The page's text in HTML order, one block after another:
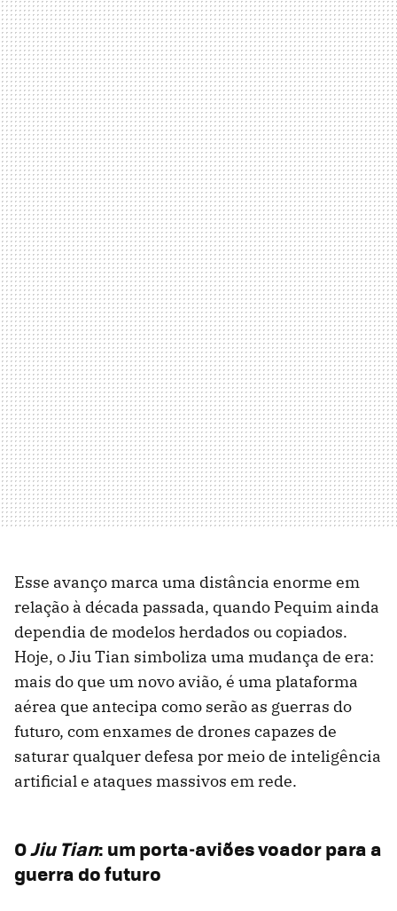
Esse avanço marca uma distância enorme em
relação à década passada, quando Pequim ainda
dependia de modelos herdados ou copiados.
Hoje, o Jiu Tian simboliza uma mudança de era:
mais do que um novo avião, é uma plataforma
aérea que antecipa como serão as guerras do
futuro, com enxames de drones capazes de
saturar qualquer defesa por meio de inteligência
artificial e ataques massivos em rede.
OJiu Tian: um porta‑aviões voador para a
guerra do futuro